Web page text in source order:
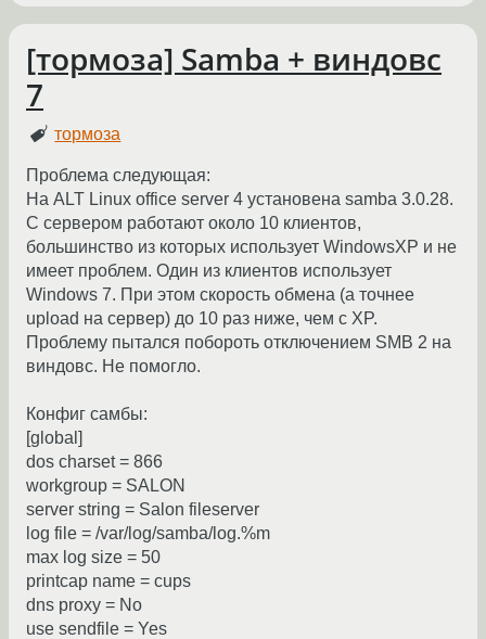
[тормоза] Samba + виндовс
7
тормоза
Проблема следующая:
На ALT Linux office server 4 установена samba 3.0.28.
С сервером работают около 10 клиентов,
большинство из которых использует WindowsXP и не
имеет проблем. Один из клиентов использует
Windows 7. При этом скорость обмена (а точнее
upload на сервер) до 10 раз ниже, чем с XP.
Проблему пытался побороть отключением SMB 2 на
виндовс. Не помогло.
Конфиг самбы:
[global]
dos charset = 866
workgroup = SALON
server string = Salon fileserver
log file = /var/log/samba/log.%m
max log size = 50
printcap name = cups
dns proxy = No
use sendfile = Yes